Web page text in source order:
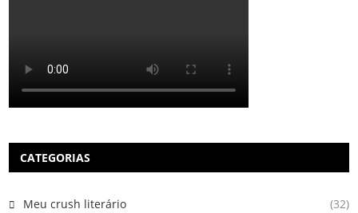
CATEGORIAS
Meu crush literário (32)